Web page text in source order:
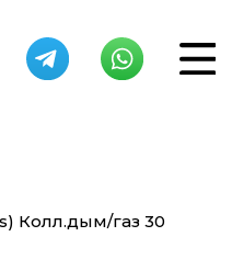
Колл.дым/газ 30